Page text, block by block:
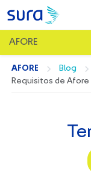
AFORE
AFORE Blog
Requisitos de Afore